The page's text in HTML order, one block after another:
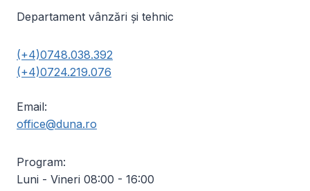
Departament vânzări și tehnic
(+4)0748.038.392
(+4)0724.219.076
Email:
office@duna.ro
Program:
Luni - Vineri 08:00 - 16:00